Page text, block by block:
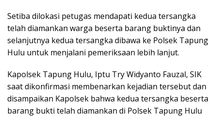
Setiba dilokasi petugas mendapati kedua tersangka
telah diamankan warga beserta barang buktinya dan
selanjutnya kedua tersangka dibawa ke Polsek Tapung
Hulu untuk menjalani pemeriksaan lebih lanjut.
Kapolsek Tapung Hulu, Iptu Try Widyanto Fauzal, SIK
saat dikonfirmasi membenarkan kejadian tersebut dan
disampaikan Kapolsek bahwa kedua tersangka beserta
barang bukti telah diamankan di Polsek Tapung Hulu